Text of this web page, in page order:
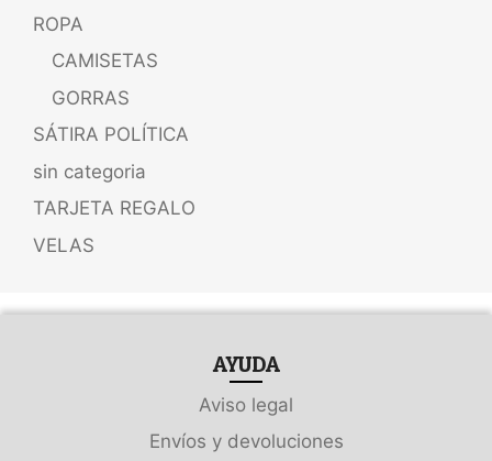
ROPA
CAMISETAS
GORRAS
SÁTIRA POLÍTICA
sin categoria
TARJETA REGALO
VELAS
AYUDA
Aviso legal
Envíos y devoluciones